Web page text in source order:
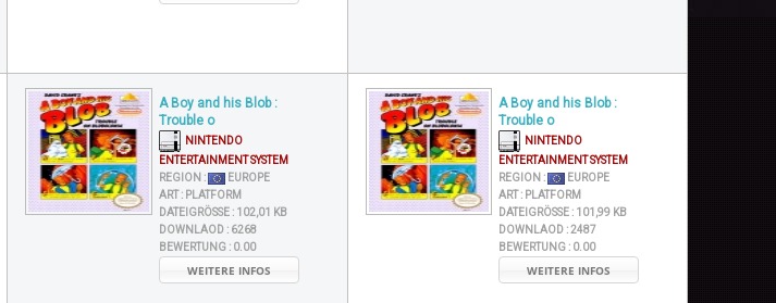
A Boy and his Blob :
Trouble o
NINTENDO
ENTERTAINMENT SYSTEM
REGION :
EUROPE
ART : PLATFORM
DATEIGRÖSSE : 102,01 KB
DOWNLAOD : 6268
BEWERTUNG : 0.00
WEITERE INFOS
A Boy and his Blob :
Trouble o
NINTENDO
ENTERTAINMENT SYSTEM
REGION :
EUROPE
ART : PLATFORM
DATEIGRÖSSE : 101,99 KB
DOWNLAOD :2487
BEWERTUNG : 0.00
WEITERE INFOS